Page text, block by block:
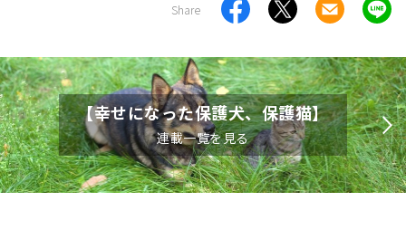
Share
【幸せになった保護犬、保護猫】
連載一覧を見る